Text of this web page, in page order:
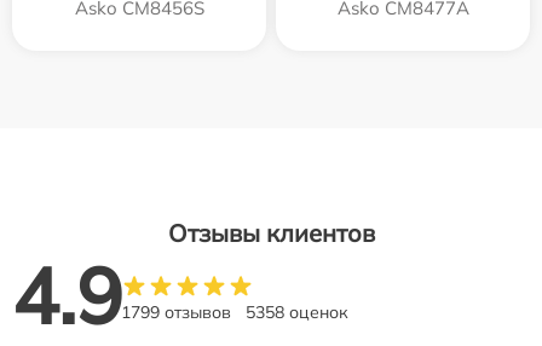
Asko CM8456S Asko CM8477A
Отзывы клиентов
4.91799 отзывов 5358 оценок